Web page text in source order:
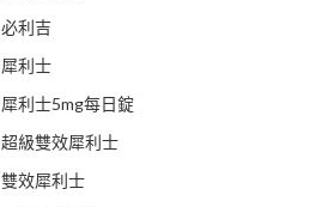
必利吉
犀利士
犀利士5mg每日錠
超級雙效犀利士
雙效犀利士